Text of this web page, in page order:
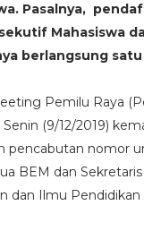
Pasalnya,
Mahasiswa
berlangsung
Pemilu Raya
(9/12/2019)
pencabutan nomor
BEM dan
dan Ilmu Pendidikan